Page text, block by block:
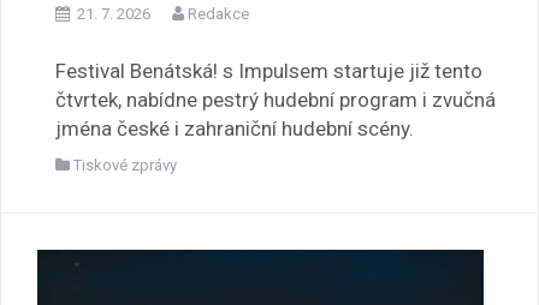
21. 7. 2026 Redakce
Festival Benátská! s Impulsem startuje již tento
čtvrtek, nabídne pestrý hudební program i zvučná
jména české i zahraniční hudební scény.
Tiskové zprávy